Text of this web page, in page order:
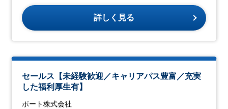
詳しく見る
セールス【未経験歓迎／キャリアパス豊富／充実
した福利厚生有】
ポート株式会社